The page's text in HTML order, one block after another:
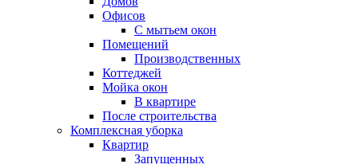
Офисов
С мытьем окон
Помещений
Производственных
Коттеджей
Мойка окон
В квартире
После строительства
Комплексная уборка
Квартир
Запущенных